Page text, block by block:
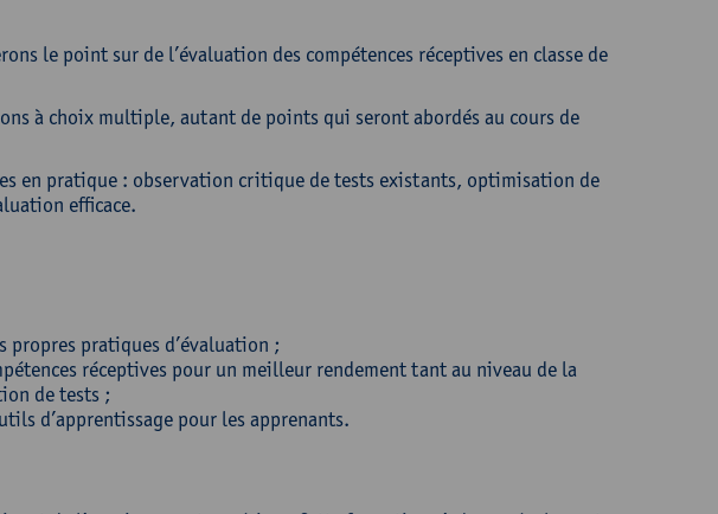
le point sur de l’évaluation des compétences réceptives en classe de
à choix multiple, autant de points qui seront abordés au cours de
en pratique : observation critique de tests existants, optimisation de
efficace.
propres pratiques d’évaluation ;
réceptives pour un meilleur rendement tant au niveau de la
de tests ;
d’apprentissage pour les apprenants.